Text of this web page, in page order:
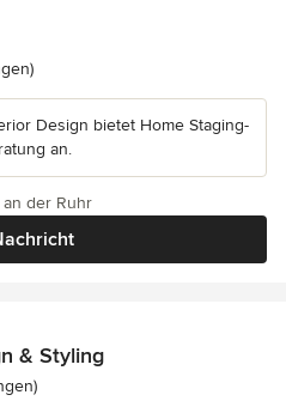
5 von 5 Sternen
Design bietet Home Staging-
an.
der Ruhr
& Styling
5 von 5 Sternen